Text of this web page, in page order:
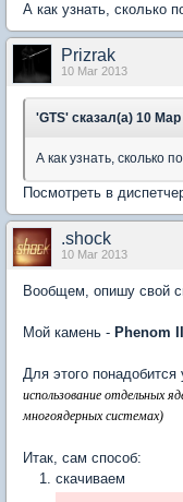
А как узнать, сколько
Prizrak
10 Mar 2013
'GTS' сказал(а) 10
А как узнать, сколько
Посмотреть в
.shock
10 Mar 2013
Вообщем, опишу свой
Мой камень - Phenom
Для этого понадобится
использование отдельных
многоядерных системах)
Итак, сам способ:
скачиваем